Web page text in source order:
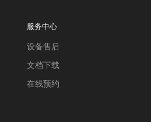
服务中心
设备售后
文档下载
在线预约